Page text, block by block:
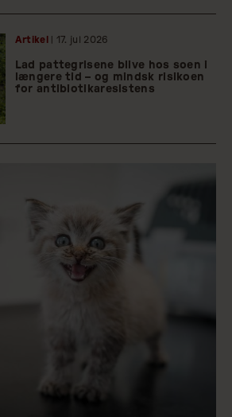
Artikel | 17. jul 2026
Lad pattegrisene blive hos soen i
længere tid – og mindsk risikoen
for antibiotikaresistens